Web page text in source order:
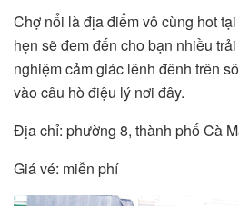
Chợ nổi là địa điểm vô cùng hot
hẹn sẽ đem đến cho bạn nhiều
nghiệm cảm giác lênh đênh trên
vào câu hò điệu lý nơi đây.
Địa chỉ: phường 8, thành phố Cà
Giá vé: miễn phí